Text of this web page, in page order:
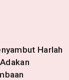
Harlah